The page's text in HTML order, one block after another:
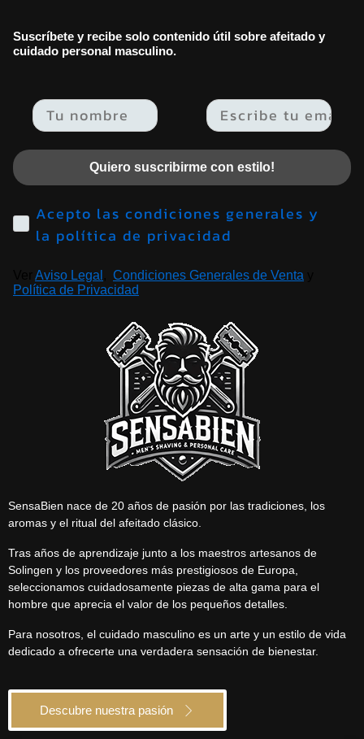
Suscríbete y recibe solo contenido útil sobre afeitado y
cuidado personal masculino.
Email
Quiero suscribirme con estilo!
Acepto las condiciones generales y
la política de privacidad
Aviso Legal Condiciones Generales de Venta
Política de Privacidad
SensaBien nace de 20 años de pasión por las tradiciones, los
aromas y el ritual del afeitado clásico.
Tras años de aprendizaje junto a los maestros artesanos de
Solingen y los proveedores más prestigiosos de Europa,
seleccionamos cuidadosamente piezas de alta gama para el
hombre que aprecia el valor de los pequeños detalles.
Para nosotros, el cuidado masculino es un arte y un estilo de vida
dedicado a ofrecerte una verdadera sensación de bienestar.
Descubre nuestra pasión